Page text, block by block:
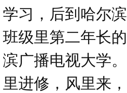
学习，后到哈尔
班级里第二年长
滨广播电视大学
里进修，风里来